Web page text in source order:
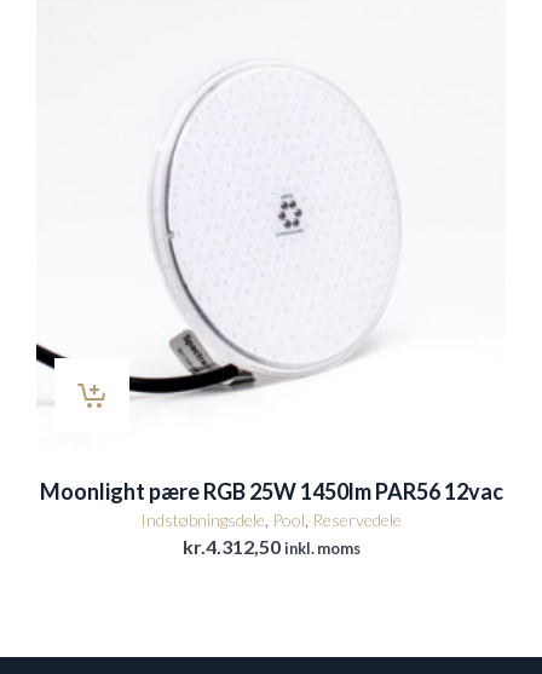
Moonlight pære RGB 25W 1450lm PAR56 12vac
Indstøbningsdele Pool Reservedele
kr.4.312,50 inkl. moms